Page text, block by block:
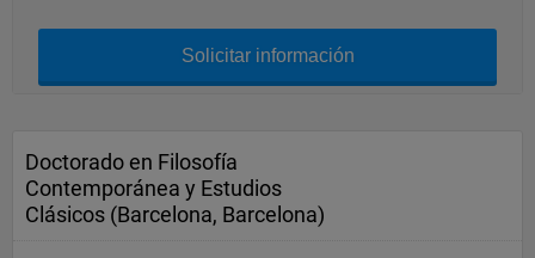
Solicitar información
Doctorado en Filosofía
Contemporánea y Estudios
Clásicos (Barcelona, Barcelona)